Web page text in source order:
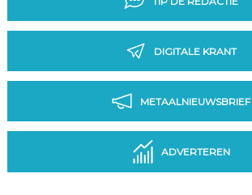
DIGITALE KRANT
METAALNIEUWSBRIEF
ADVERTEREN